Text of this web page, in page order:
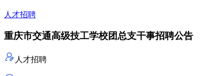
人才招聘
重庆市交通高级技工学校团总支干事招聘公告
人才招聘